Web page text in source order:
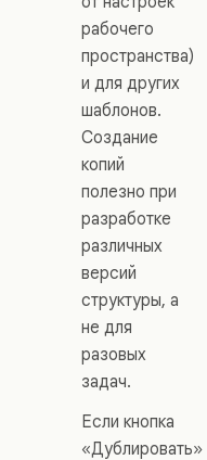
рабочего
пространства)
и для других
шаблонов.
Создание
копий
полезно при
разработке
различных
версий
структуры, а
не для
разовых
задач.
Если кнопка
«Дублировать»